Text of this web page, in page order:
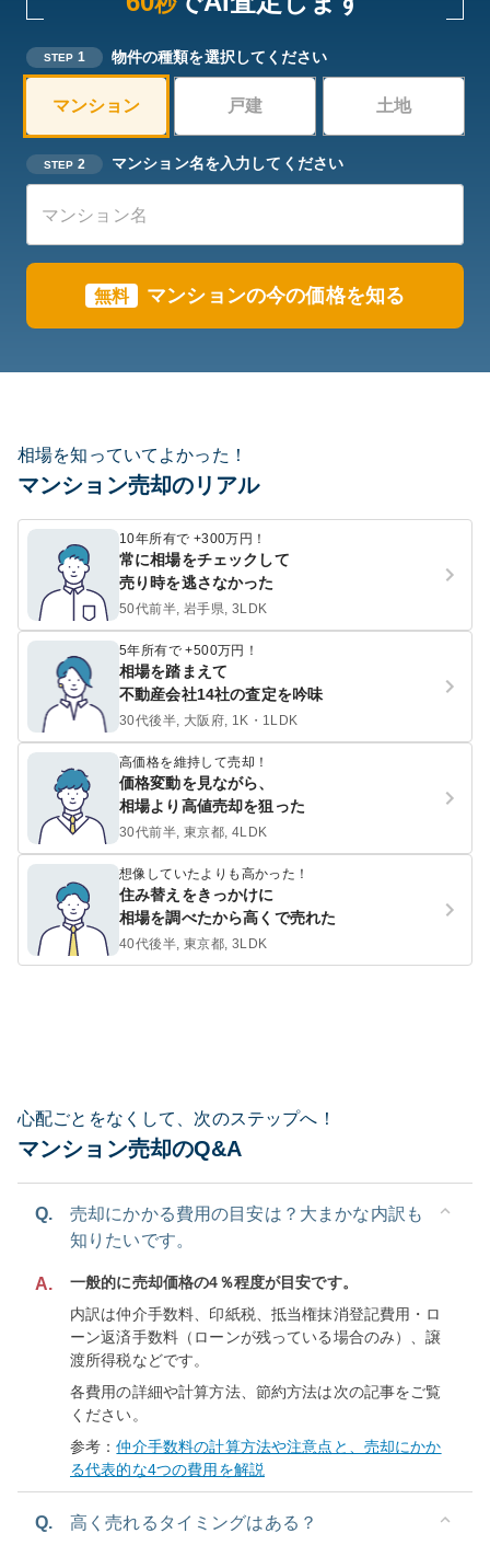
STEP 1 物件の種類を選択してください
マンション 戸建 土地
STEP 2 マンション名を入力してください
無料 マンションの今の価格を知る
相場を知っていてよかった！
マンション売却のリアル
10年所有で +300万円！
常に相場をチェックして
売り時を逃さなかった
50代前半, 岩手県, 3LDK
5年所有で +500万円！
相場を踏まえて
不動産会社14社の査定を吟味
30代後半, 大阪府, 1K・1LDK
高価格を維持して売却！
価格変動を見ながら、
相場より高値売却を狙った
30代前半, 東京都, 4LDK
想像していたよりも高かった！
住み替えをきっかけに
相場を調べたから高くで売れた
40代後半, 東京都, 3LDK
心配ごとをなくして、次のステップへ！
マンション売却のQ&A
Q.
売却にかかる費用の目安は？大まかな内訳も
知りたいです。
A.
一般的に売却価格の4％程度が目安です。
内訳は仲介手数料、印紙税、抵当権抹消登記費用・ロ
ーン返済手数料（ローンが残っている場合のみ）、譲
渡所得税などです。
各費用の詳細や計算方法、節約方法は次の記事をご覧
ください。
参考：仲介手数料の計算方法や注意点と、売却にかか
る代表的な4つの費用を解説
Q. 高く売れるタイミングはある？